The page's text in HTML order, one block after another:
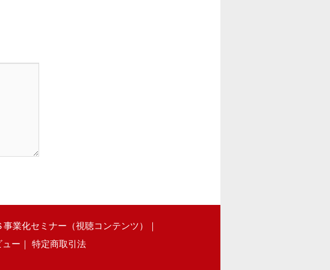
事業化セミナー（視聴コンテンツ）
ュー 特定商取引法